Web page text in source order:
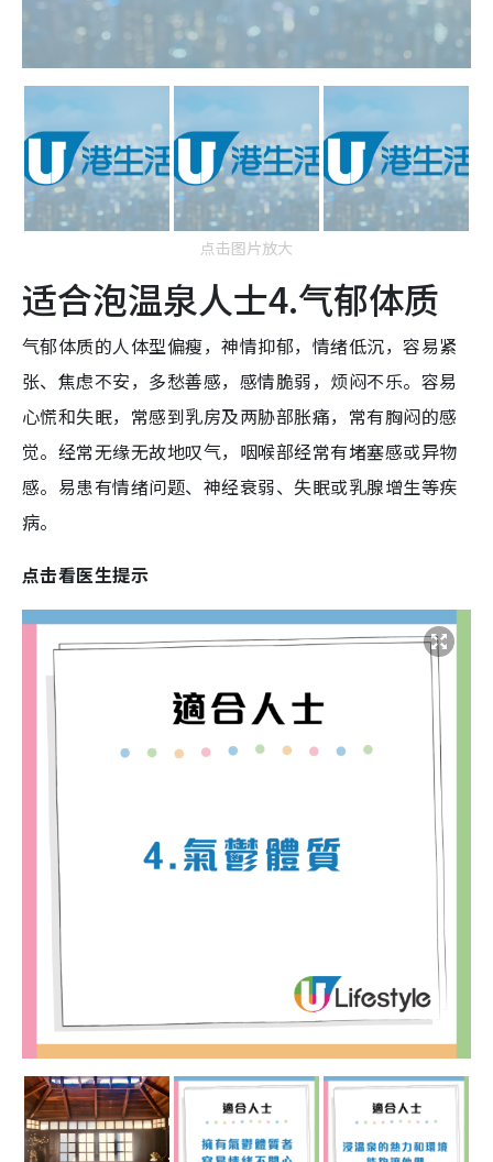
点击图片放大
适合泡温泉人士4.气郁体质
气郁体质的人体型偏瘦，神情抑郁，情绪低沉，容易紧
张、焦虑不安，多愁善感，感情脆弱，烦闷不乐。容易
心慌和失眠，常感到乳房及两胁部胀痛，常有胸闷的感
觉。经常无缘无故地叹气，咽喉部经常有堵塞感或异物
感。易患有情绪问题、神经衰弱、失眠或乳腺增生等疾
病。
点击看医生提示